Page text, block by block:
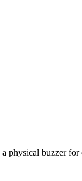
physical buzzer for